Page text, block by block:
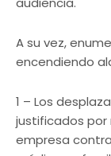
A su vez,
encendiendo
1 – Los
justificados por
empresa